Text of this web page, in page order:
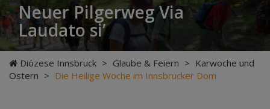
Neuer Pilgerweg Via
Laudato si’
Diözese Innsbruck > Glaube & Feiern > Karwoche und
Ostern > Die Heilige Woche im Innsbrucker Dom